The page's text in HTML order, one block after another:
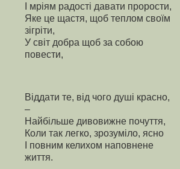
І мріям радості давати прорости,
Яке це щастя, щоб теплом своїм
зігріти,
У світ добра щоб за собою
повести,
Віддати те, від чого душі красно,
–
Найбільше дивовижне почуття,
Коли так легко, зрозуміло, ясно
І повним келихом наповнене
життя.